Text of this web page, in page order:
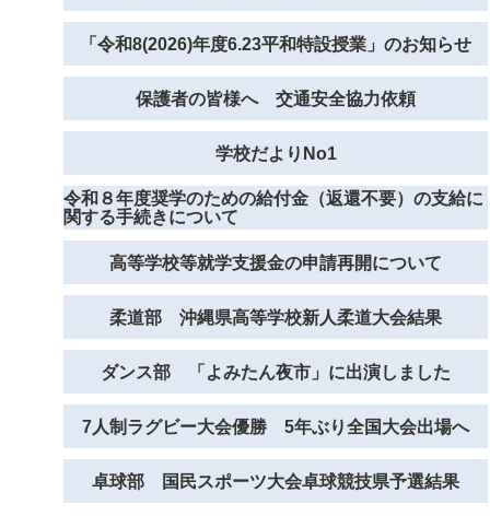
「令和8(2026)年度6.23平和特設授業」のお知らせ
保護者の皆様へ 交通安全協力依頼
学校だよりNo1
令和８年度奨学のための給付金（返還不要）の支給に
関する手続きについて
高等学校等就学支援金の申請再開について
柔道部 沖縄県高等学校新人柔道大会結果
ダンス部 「よみたん夜市」に出演しました
7人制ラグビー大会優勝 5年ぶり全国大会出場へ
卓球部 国民スポーツ大会卓球競技県予選結果